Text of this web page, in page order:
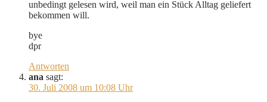
unbedingt gelesen wird, weil man ein Stück Alltag geliefert
bekommen will.
bye
dpr
Antworten
ana sagt:
30. Juli 2008 um 10:08 Uhr